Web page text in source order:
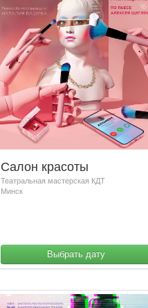
Салон красоты
Театральная мастерская КДТ
Минск
Выбрать дату